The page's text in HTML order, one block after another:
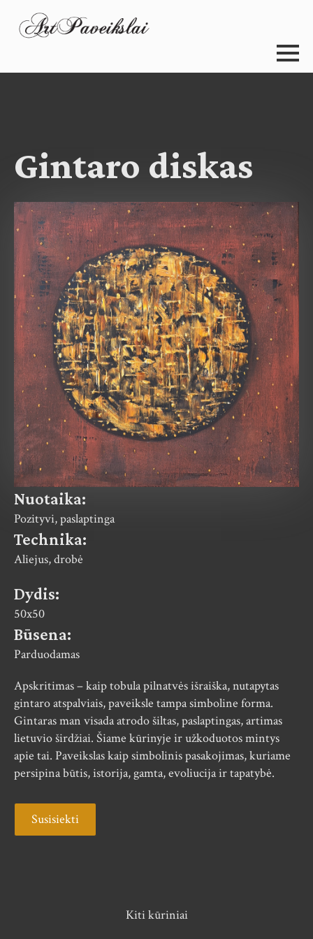
Gintaro diskas
Nuotaika:
Pozityvi, paslaptinga
Technika:
Aliejus, drobė
Dydis:
50x50
Būsena:
Parduodamas
Apskritimas – kaip tobula pilnatvės išraiška, nutapytas
gintaro atspalviais, paveiksle tampa simboline forma.
Gintaras man visada atrodo šiltas, paslaptingas, artimas
lietuvio širdžiai. Šiame kūrinyje ir užkoduotos mintys
apie tai. Paveikslas kaip simbolinis pasakojimas, kuriame
persipina būtis, istorija, gamta, evoliucija ir tapatybė.
Susisiekti
Kiti kūriniai